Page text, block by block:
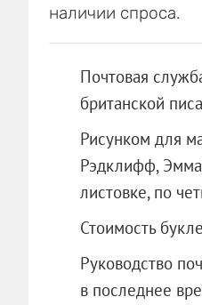
наличии спроса.
Почтовая
британской
Рисунком для
Рэдклифф, Эмма
листовке, по
Стоимость
Руководство
в последнее